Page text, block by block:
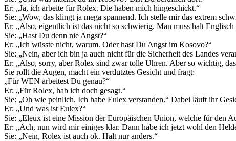
Er: „Ja, ich arbeite für Rolex. Die haben mich hingeschickt.“
Sie: „Wow, das klingt ja mega spannend. Ich stelle mir das extrem
Er: „Also, eigentlich ist das nicht so schwierig. Man muss halt
Sie: „Hast Du denn nie Angst?“
Er: „Ich wüsste nicht, warum. Oder hast Du Angst im Kosovo?“
Sie: „Nein, aber ich bin ja auch nicht für die Sicherheit des Landes
Er: „Also, sorry, aber Rolex sind zwar tolle Uhren. Aber so wichtig,
Sie rollt die Augen, macht ein verdutztes Gesicht und fragt:
„Für WEN arbeitest Du genau?“
Er: „Für Rolex, hab ich doch gesagt.“
Sie: „Oh wie peinlich. Ich habe Eulex verstanden.“ Dabei läuft ihr
Er: „Und was ist Eulex?“
Sie: „Eleux ist eine Mission der Europäischen Union, welche für den
Er: „Ach, nun wird mir einiges klar. Dann habe ich jetzt wohl den
Sie: „Nein, Rolex ist auch ok. Halt nur anders.“